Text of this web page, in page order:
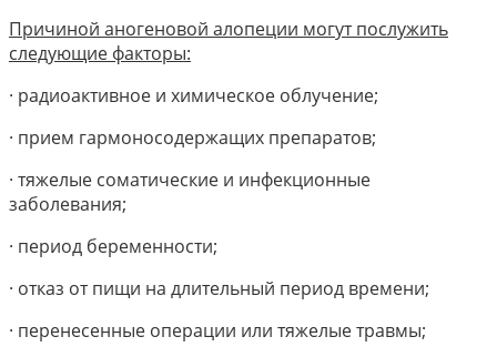
Причиной аногеновой алопеции могут послужить
следующие факторы:
· радиоактивное и химическое облучение;
· прием гармоносодержащих препаратов;
· тяжелые соматические и инфекционные
заболевания;
· период беременности;
· отказ от пищи на длительный период времени;
· перенесенные операции или тяжелые травмы;